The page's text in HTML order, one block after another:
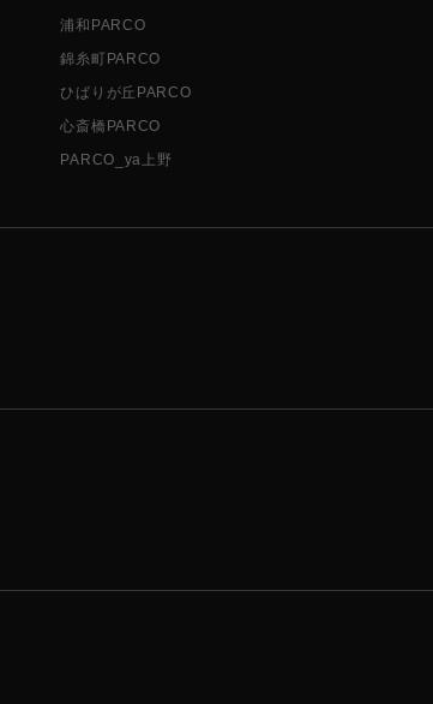
浦和PARCO
錦糸町PARCO
ひばりが丘PARCO
心斎橋PARCO
PARCO_ya上野